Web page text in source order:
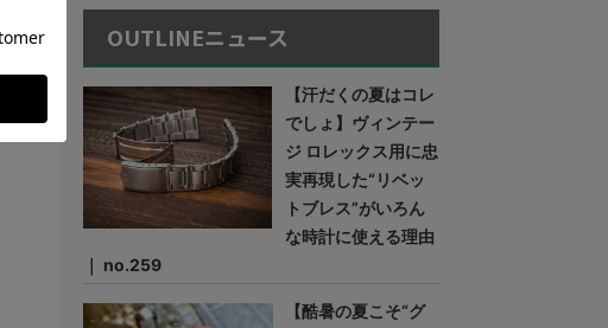
OUTLINEニュース
【汗だくの夏はコレ
でしょ】ヴィンテー
ジ ロレックス用に忠
実再現した“リベッ
トブレス”がいろん
な時計に使える理由
｜ no.259
【酷暑の夏こそ“グ